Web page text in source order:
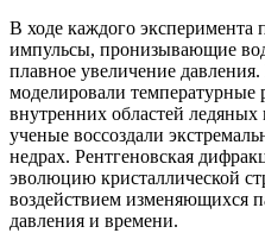
В ходе каждого эксперимента
импульсы, пронизывающие
плавное увеличение
моделировали
внутренних областей
ученые воссоздали
недрах. Рентгеновская
эволюцию кристаллической
воздействием изменяющихся
давления и времени.